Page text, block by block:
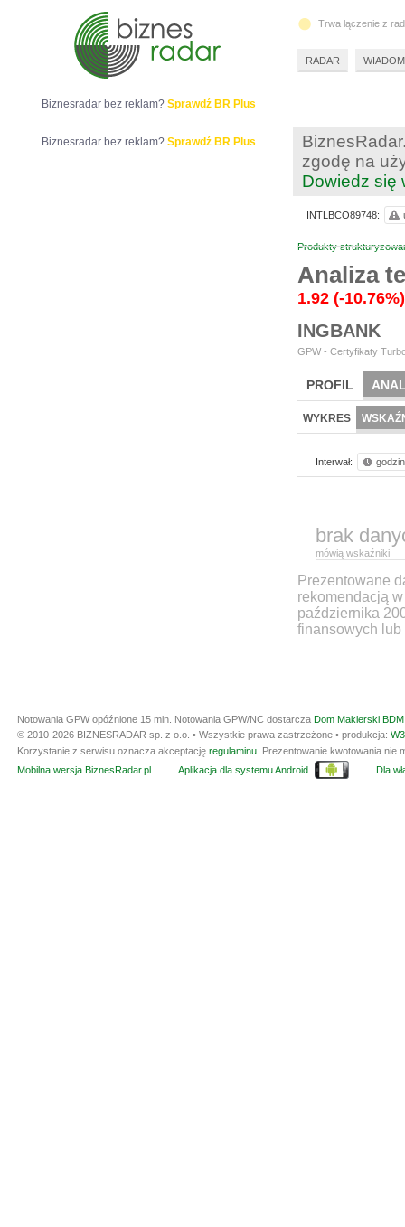
zgodę na
Dowiedz się
Produkty
Analiza
1.92 (-10.76%)
INGBANK
GPW - Certyfikaty
PROFIL
WYKRES
Interwał:
brak
mówią wskaźniki
Prezentowane
rekomendacją
października
finansowych lub
INTLBCO89748:
Biznesradar bez reklam? Sprawdź BR Plus
Biznesradar bez reklam? Sprawdź BR Plus
Trwa łączenie z
RADAR
Notowania GPW opóźnione 15 min. Notowania GPW/NC dostarcza Dom Maklerski
© 2010-2026 BIZNESRADAR sp. z o.o. • Wszystkie prawa zastrzeżone • produkcja:
Korzystanie z serwisu oznacza akceptację regulaminu . Prezentowanie kwotowania
Mobilna wersja BiznesRadar.pl
Aplikacja dla systemu Android Dla